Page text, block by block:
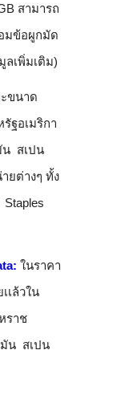
สามารถ
มข้อผูกมัด
ลเพิ่มเติม)
ขนาด
ฐอเมริกา
สเปน
ยต่างๆ ทั้ง
Staples
ในราคา
เล้วใน
ราช
น  สเปน